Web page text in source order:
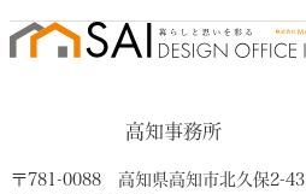
高知事務所
〒781-0088 高知県高知市北久保2-43